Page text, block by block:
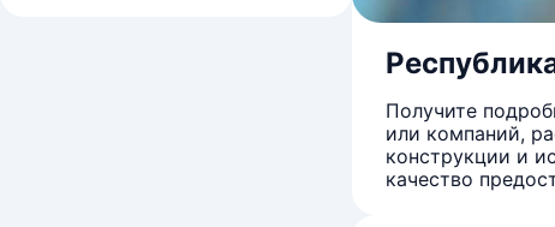
Получите
или компаний,
конструкции и
качество